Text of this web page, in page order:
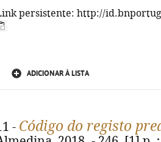
persistente: http://
ADICIONAR À LISTA
- Código do registo